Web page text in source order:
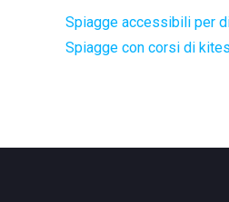
Spiagge accessibili per
Spiagge con corsi di